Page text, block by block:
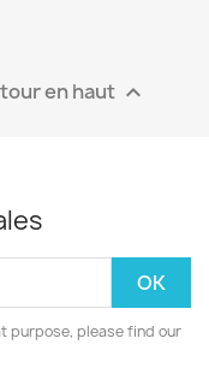
en haut 
purpose, please find our